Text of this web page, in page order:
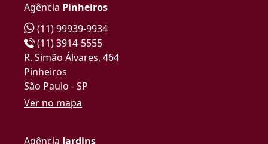
Agência Pinheiros
(11) 99939-9934
(11) 3914-5555
R. Simão Álvares, 464
Pinheiros
São Paulo - SP
Ver no mapa
Agência Jardins